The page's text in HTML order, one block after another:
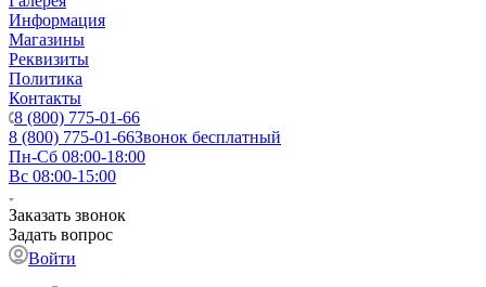
Информация
Магазины
Реквизиты
Политика
Контакты
8 (800) 775-01-66
8 (800) 775-01-66Звонок бесплатный
Пн-Сб 08:00-18:00
Вс 08:00-15:00
Заказать звонок
Задать вопрос
Войти